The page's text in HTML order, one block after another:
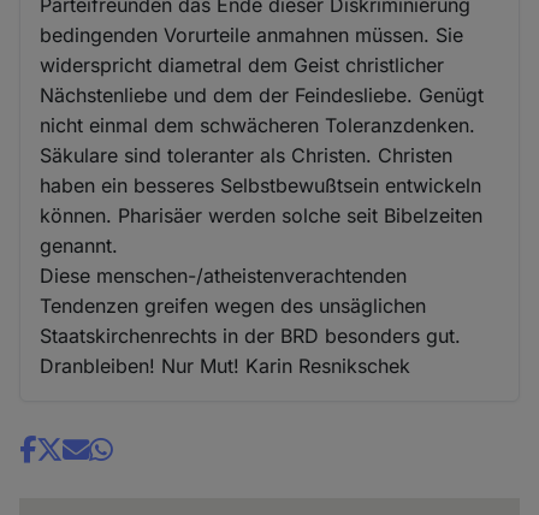
bedingenden Vorurteile anmahnen müssen. Sie
widerspricht diametral dem Geist christlicher
Nächstenliebe und dem der Feindesliebe. Genügt
nicht einmal dem schwächeren Toleranzdenken.
Säkulare sind toleranter als Christen. Christen
haben ein besseres Selbstbewußtsein entwickeln
können. Pharisäer werden solche seit Bibelzeiten
genannt.
Diese menschen-/atheistenverachtenden
Tendenzen greifen wegen des unsäglichen
Staatskirchenrechts in der BRD besonders gut.
Dranbleiben! Nur Mut! Karin Resnikschek
Share